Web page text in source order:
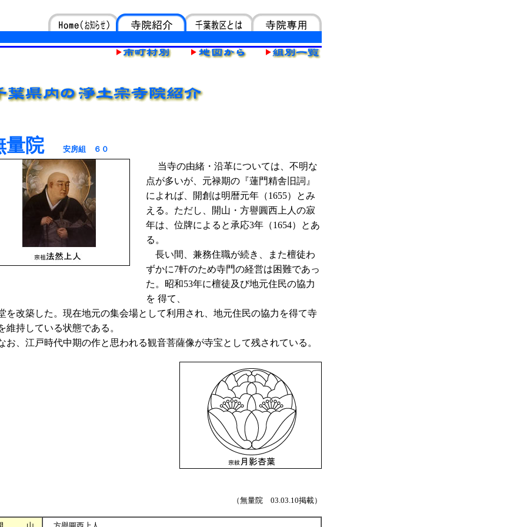
量院 安房組 ６０
当寺の由緒・沿革については、不明な
点が多いが、元禄期の『蓮門精舎旧詞』
によれば、開創は明暦元年（1655）とみ
える。ただし、開山・方譽圓西上人の寂
年は、位牌によると承応3年（1654）とあ
る。
長い間、兼務住職が続き、また檀徒わ
ずかに7軒のため寺門の経営は困難であっ
た。昭和53年に檀徒及び地元住民の協力
を 得て、
を改築した。現在地元の集会場として利用され、地元住民の協力を得て寺
維持している状態である。
お、江戸時代中期の作と思われる観音菩薩像が寺宝として残されている。
（無量院 03.03.10掲載）